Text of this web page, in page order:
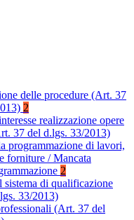
delle procedure (Art. 37
2
realizzazione opere
37 del d.lgs. 33/2013)
programmazione di lavori,
forniture / Mancata
2
sistema di qualificazione
33/2013)
(Art. 37 del